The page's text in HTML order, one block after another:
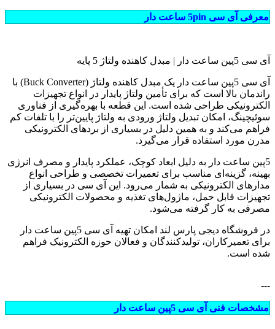
معرفی آی سی 5pin ساعت دار
آی سی 5پین ساعت دار | مبدل کاهنده ولتاژ 5 پایه
آی سی 5پین ساعت دار یک مبدل کاهنده ولتاژ (Buck Converter) با
راندمان بالا است که برای تأمین ولتاژ پایدار در انواع تجهیزات
الکترونیکی طراحی شده است. این قطعه با بهره‌گیری از فناوری
سوئیچینگ، امکان تبدیل ولتاژ ورودی به ولتاژ پایین‌تر را با تلفات کم
فراهم می‌کند و به همین دلیل در بسیاری از بردهای الکترونیکی
مدرن مورد استفاده قرار می‌گیرد.
5پین ساعت دار به دلیل ابعاد کوچک، عملکرد پایدار و مصرف انرژی
بهینه، گزینه‌ای مناسب برای تعمیرات تخصصی و طراحی انواع
مدارهای الکترونیکی به شمار می‌رود. این آی سی در بسیاری از
تجهیزات قابل حمل، ماژول‌های تغذیه و محصولات الکترونیکی
مصرفی به کار گرفته می‌شود.
در فروشگاه دیجی پارس لند امکان تهیه آی سی 5پین ساعت دار
برای تعمیرکاران، تولیدکنندگان و فعالان حوزه الکترونیک فراهم
شده است.
---
مشخصات فنی آی سی 5پین ساعت دار